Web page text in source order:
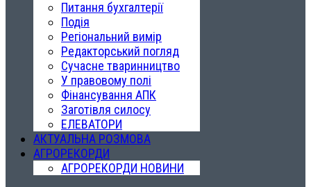
Питання бухгалтерії
Подія
Регіональний вимір
Редакторський погляд
Сучасне тваринництво
У правовому полі
Фінансування АПК
Заготівля силосу
ЕЛЕВАТОРИ
АКТУАЛЬНА РОЗМОВА
АГРОРЕКОРДИ
АГРОРЕКОРДИ НОВИНИ